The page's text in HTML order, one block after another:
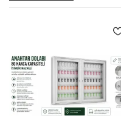
kolaylaştırırken kaybolma ve
anahtar muhafaza sistemleri iş
oluştururken profesyonel
Düzenli ve güvenli anahtar
modellerini keşfedin!